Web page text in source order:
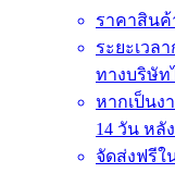
ราคาสินค้
ระยะเวล
ทางบริษัท
หากเป็นง
14 วัน หลั
จัดส่งฟรีใ